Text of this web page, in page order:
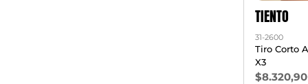
TIENTO
31-2600
Tiro Corto
X3